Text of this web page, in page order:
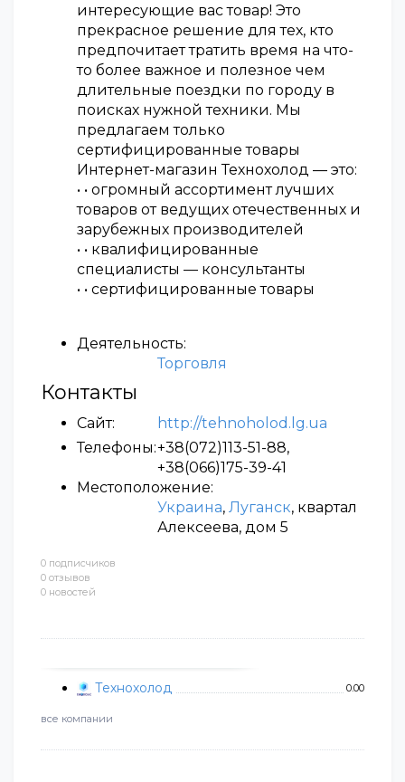
0 подписчиков
0 отзывов
0 новостей
Технохолод 0.00
все компании
интересующие вас товар! Это
прекрасное решение для тех, кто
предпочитает тратить время на что-
то более важное и полезное чем
длительные поездки по городу в
поисках нужной техники. Мы
предлагаем только
сертифицированные товары
Интернет-магазин Технохолод — это:
• • огромный ассортимент лучших
товаров от ведущих отечественных и
зарубежных производителей
• • квалифицированные
специалисты — консультанты
• • сертифицированные товары
Деятельность:
Торговля
Контакты
Сайт:
http://tehnoholod.lg.ua
Телефоны:+38(072)113-51-88,
+38(066)175-39-41
Местоположение:
Украина, Луганск, квартал
Алексеева, дом 5